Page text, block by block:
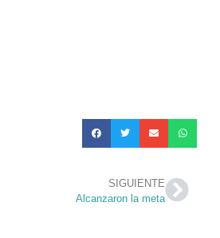
SIGUIENTE
Alcanzaron la meta